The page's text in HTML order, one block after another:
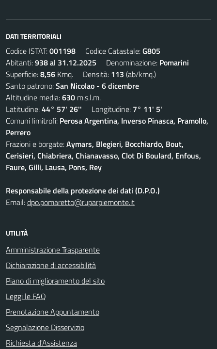
DATI TERRITORIALI
Codice ISTAT:001198 Codice Catastale:G805
Abitanti:938 al 31.12.2025 Denominazione: Pomarini
Superficie:8,56 Kmq. Densità: 113 (ab/kmq.)
Santo patrono:San Nicolao - 6 dicembre
Altitudine media:630 m.s.l.m.
Latitudine:44° 57' 26'' Longitudine: 7° 11' 5'
Comuni limitrofi: Perosa Argentina, Inverso Pinasca, Pramollo,
Perrero
Frazioni e borgate:Aymars, Blegieri, Bocchiardo, Bout,
Cerisieri, Chiabriera, Chianavasso, Clot Di Boulard, Enfous,
Faure, Gilli, Lausa, Pons, Rey
Responsabile della protezione dei dati (D.P.O.)
Email:dpo.pomaretto@ruparpiemonte.it
UTILITÀ
Amministrazione Trasparente
Dichiarazione di accessibilità
Piano di miglioramento del sito
Leggi le FAQ
Prenotazione Appuntamento
Segnalazione Disservizio
Richiesta d'Assistenza